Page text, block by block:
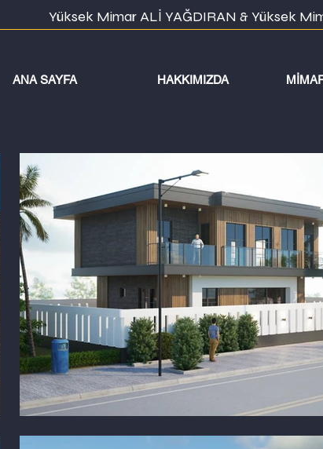
Yüksek Mimar ALİ YAĞDIRAN & Yüksek
ANA SAYFA HAKKIMIZDA